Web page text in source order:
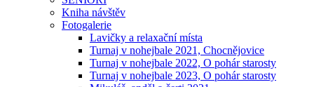
Kniha návštěv
Fotogalerie
Lavičky a relaxační místa
Turnaj v nohejbale 2021, Chocnějovice
Turnaj v nohejbale 2022, O pohár starosty
Turnaj v nohejbale 2023, O pohár starosty